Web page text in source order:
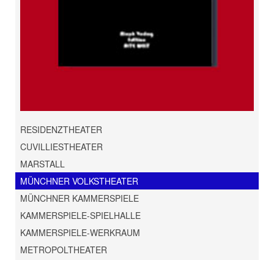
RESIDENZTHEATER
CUVILLIESTHEATER
MARSTALL
MÜNCHNER VOLKSTHEATER
MÜNCHNER KAMMERSPIELE
KAMMERSPIELE-SPIELHALLE
KAMMERSPIELE-WERKRAUM
METROPOLTHEATER